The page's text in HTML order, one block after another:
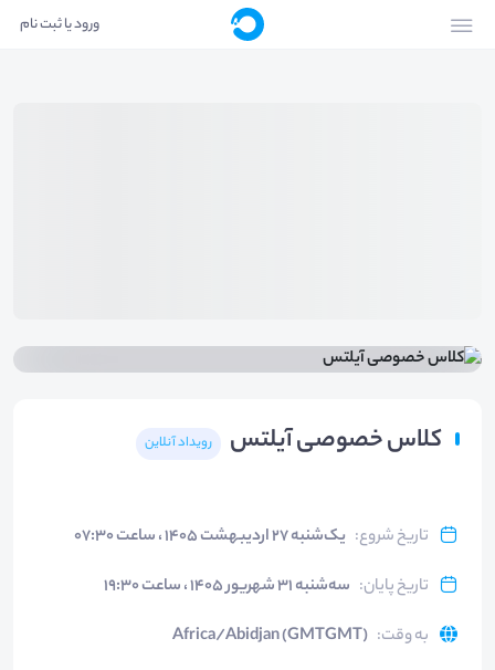
ورود یا ثبت نام
کلاس خصوصی آیلتس رویداد آنلاین
تاریخ شروع: یک‌شنبه ۲۷ اردیبهشت ۱۴۰۵ ، ساعت ۰۷:۳۰
تاریخ پایان: سه‌شنبه ۳۱ شهریور ۱۴۰۵ ، ساعت ۱۹:۳۰
به وقت:
Africa/Abidjan (GMTGMT)